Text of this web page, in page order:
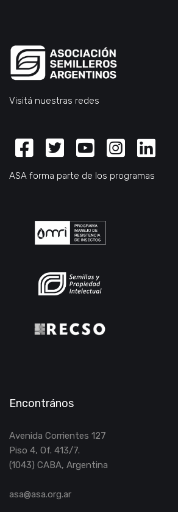
Visitá nuestras redes
Facebook
TwitterYoutube
ASA forma parte de los programas
Encontrános
Avenida Corrientes 127
Piso 4, Of. 413/7.
(1043) CABA, Argentina
asa@asa.org.ar